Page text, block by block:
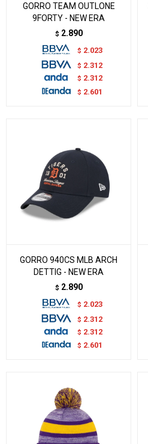
GORRO TEAM OUTLONE
9FORTY - NEW ERA
$ 2.890
$ 2.023
$ 2.312
$ 2.312
$ 2.601
GORRO 940CS MLB ARCH
DETTIG - NEW ERA
$ 2.890
$ 2.023
$ 2.312
$ 2.312
$ 2.601